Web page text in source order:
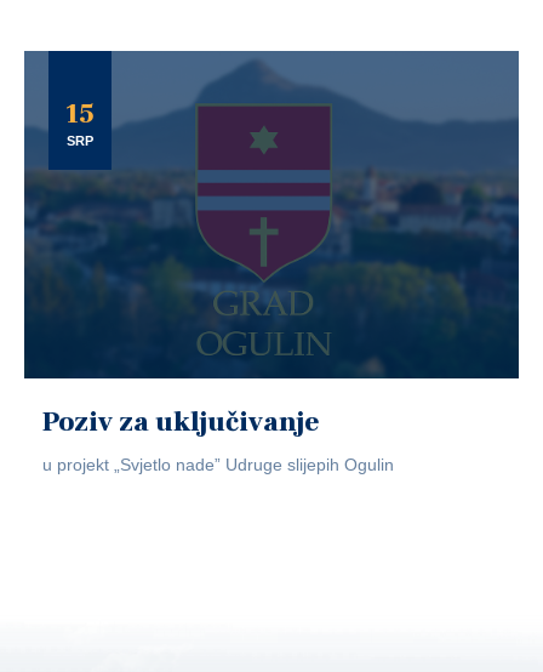
15
SRP
Poziv za uključivanje
u projekt „Svjetlo nade” Udruge slijepih Ogulin